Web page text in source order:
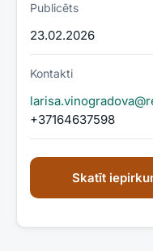
Publicēts
23.02.2026
Kontakti
+37164637598
Skatīt